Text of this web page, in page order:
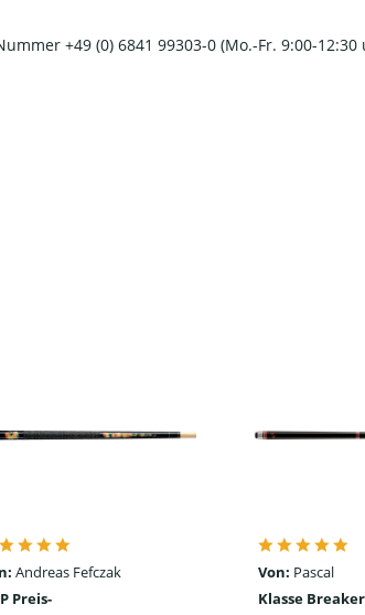
+49 (0) 6841 99303-0 (Mo.-Fr. 9:00-12:30
Andreas Fefczak
Preis-
Von: Pascal
Klasse Breaker